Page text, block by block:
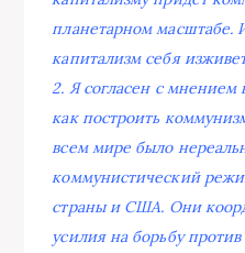
планетарном масштабе.
капитализм себя
2. Я согласен с мнением
как построить
всем мире было
коммунистический
страны и США. Они
усилия на борьбу